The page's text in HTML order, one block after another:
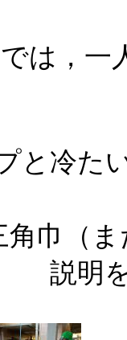
は，一
と冷た
巾（
説明